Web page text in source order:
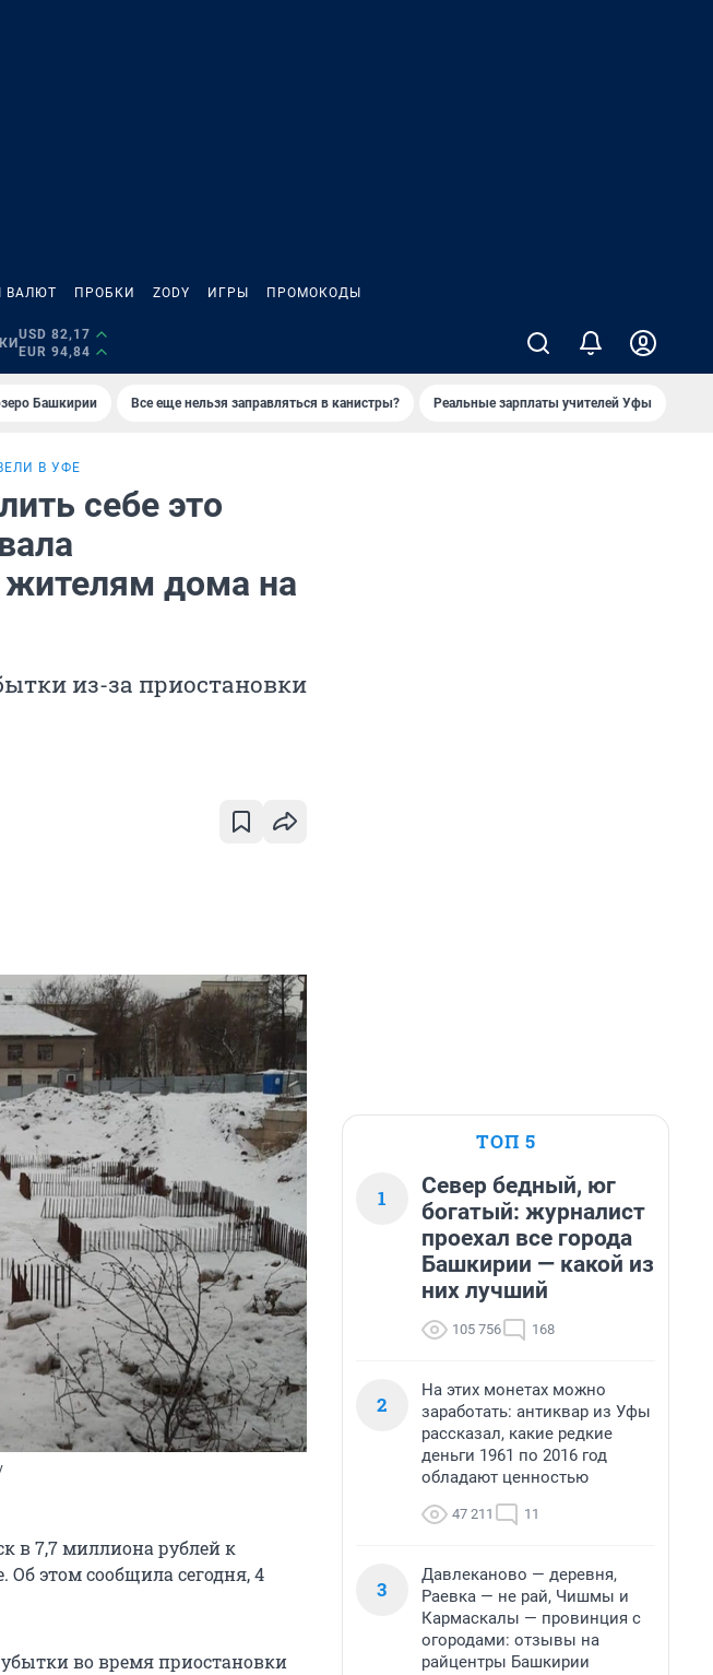
ВАЛЮТ ПРОБКИ ZODY ИГРЫ ПРОМОКОДЫ
USD 82,17
EUR 94,84
Башкирии Все еще нельзя заправляться в канистры? Реальные зарплаты учителей Уфы
В УФЕ
себе это
дома на
из-за приостановки
в 7,7 миллиона рублей к
этом сообщила сегодня, 4
во время приостановки
ТОП 5
1
Север бедный, юг
богатый: журналист
проехал все города
Башкирии — какой из
них лучший
105 756 168
2
На этих монетах можно
заработать: антиквар из Уфы
рассказал, какие редкие
деньги 1961 по 2016 год
обладают ценностью
47 211 11
3
Давлеканово — деревня,
Раевка — не рай, Чишмы и
Кармаскалы — провинция с
огородами: отзывы на
райцентры Башкирии